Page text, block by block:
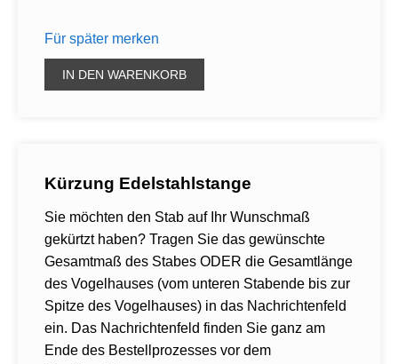
Für später merken
IN DEN WARENKORB
Kürzung Edelstahlstange
Sie möchten den Stab auf Ihr Wunschmaß
gekürtzt haben? Tragen Sie das gewünschte
Gesamtmaß des Stabes ODER die Gesamtlänge
des Vogelhauses (vom unteren Stabende bis zur
Spitze des Vogelhauses) in das Nachrichtenfeld
ein. Das Nachrichtenfeld finden Sie ganz am
Ende des Bestellprozesses vor dem